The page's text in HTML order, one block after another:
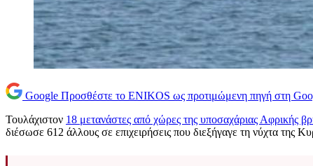
Google Προσθέστε το ENIKOS ως προτιμώμενη πηγή στη
Τουλάχιστον 18 μετανάστες από χώρες της υποσαχάριας Αφρικής
διέσωσε 612 άλλους σε επιχειρήσεις που διεξήγαγε τη νύχτα